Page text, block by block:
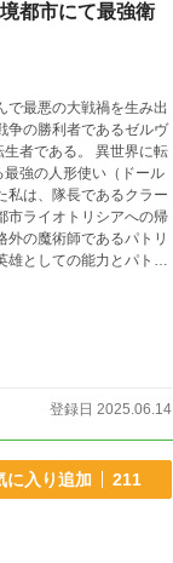
都市にて最強衛
争の勝利者であるゼルヴ
者である。 異世界に転
強の人形使い（ドール
市ライオトリシアへの帰
雄としての能力とパトリ
い生活のため新設され
登録日 2025.06.14
に入り追加 211